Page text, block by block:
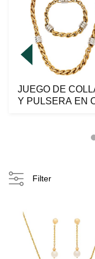
JUEGO DE
Y PULSERA EN
Filter